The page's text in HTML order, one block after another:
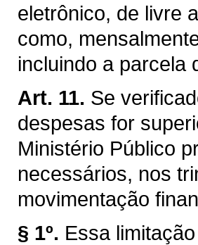
eletrônico, de livre
como,
incluindo a parcela
Art. 11. Se
despesas for
Ministério Público
necessários, nos
movimentação
§ 1º. Essa